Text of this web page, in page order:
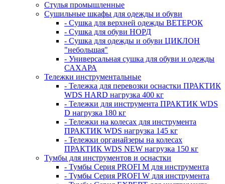
Стулья промышленные
Сушильные шкафы для одежды и обуви
- Сушка для верхней одежды ВЕТЕРОК
- Сушка для обуви НОРД
- Сушка для одежды и обуви ЦИКЛОН
"небольшая"
- Универсальная сушка для обуви и одежды
САХАРА
Тележки инструментальные
- Тележка для перевозки оснастки ПРАКТИК
WDS HARD нагрузка 400 кг
- Тележки для инструмента ПРАКТИК WDS
D нагрузка 180 кг
- Тележки на колесах для инструмента
ПРАКТИК WDS нагрузка 145 кг
- Тележки органайзеры на колесах
ПРАКТИК WDS NEW нагрузка 150 кг
Тумбы для инструментов и оснастки
- Тумбы Серия PROFI M для инструмента
- Тумбы Серия PROFI W для инструмента